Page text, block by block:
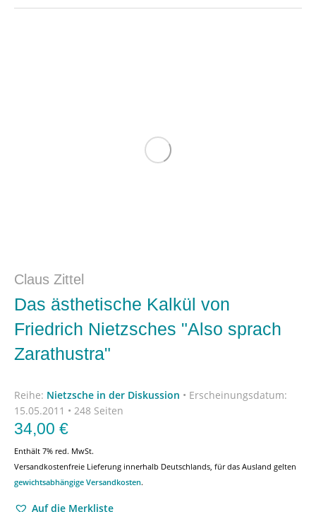
Claus Zittel
Das ästhetische Kalkül von
Friedrich Nietzsches "Also sprach
Zarathustra"
Reihe: Nietzsche in der Diskussion • Erscheinungsdatum:
15.05.2011 • 248 Seiten
34,00 €
Enthält 7% red. MwSt.
Versandkostenfreie Lieferung innerhalb Deutschlands, für das Ausland gelten
gewichtsabhängige Versandkosten.
Auf die Merkliste